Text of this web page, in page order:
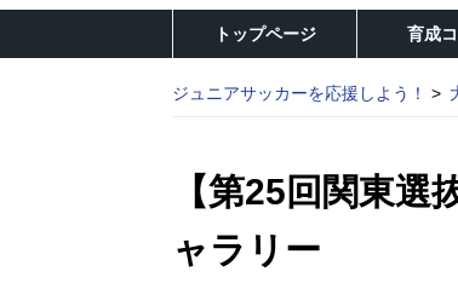
トップページ 育成
ジュニアサッカーを応援しよう！
【第25回関東
ャラリー